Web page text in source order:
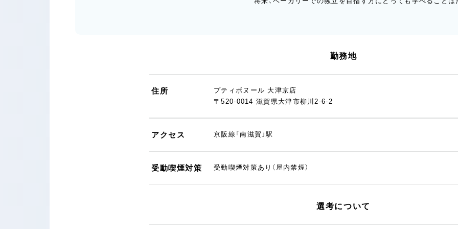
勤務地
住所
プティボヌール 大津京店
〒520-0014 滋賀県大津市柳川2-6-2
アクセス 京阪線「南滋賀」駅
受動喫煙対策 受動喫煙対策あり（屋内禁煙）
選考について